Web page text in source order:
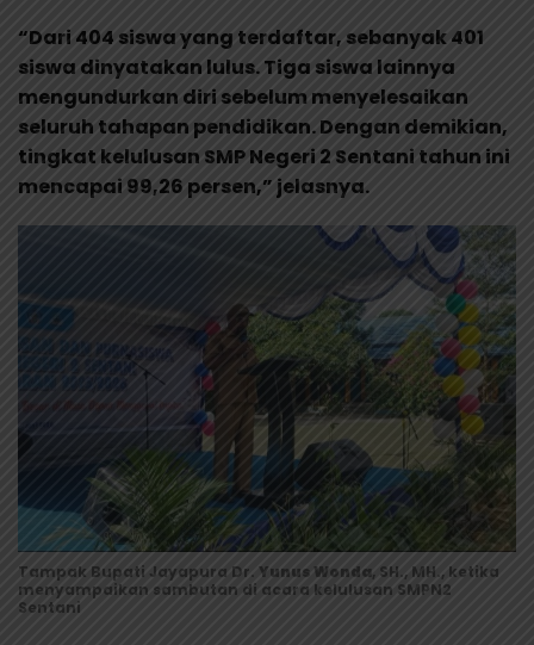
“Dari 404 siswa yang terdaftar, sebanyak 401
siswa dinyatakan lulus. Tiga siswa lainnya
mengundurkan diri sebelum menyelesaikan
seluruh tahapan pendidikan. Dengan demikian,
tingkat kelulusan SMP Negeri 2 Sentani tahun ini
mencapai 99,26 persen,” jelasnya.
Tampak Bupati Jayapura Dr. Yunus Wonda, SH., MH., ketika
menyampaikan sambutan di acara kelulusan SMPN2
Sentani